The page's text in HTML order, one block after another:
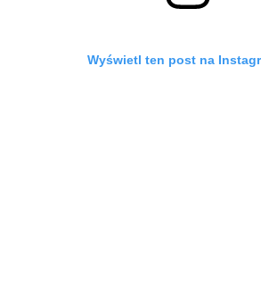
Wyświetl ten post na